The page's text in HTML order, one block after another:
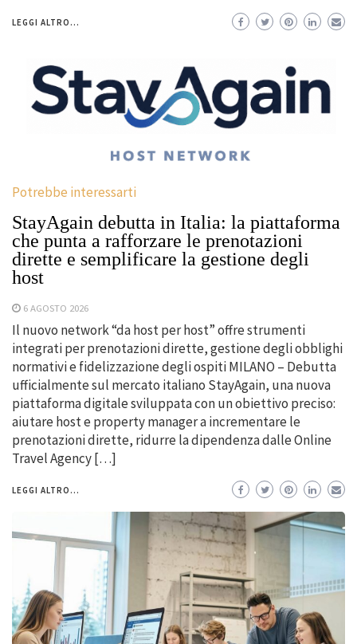
LEGGI ALTRO...
Potrebbe interessarti
StayAgain debutta in Italia: la piattaforma
che punta a rafforzare le prenotazioni
dirette e semplificare la gestione degli
host
6 AGOSTO 2026
Il nuovo network “da host per host” offre strumenti
integrati per prenotazioni dirette, gestione degli obblighi
normativi e fidelizzazione degli ospiti MILANO – Debutta
ufficialmente sul mercato italiano StayAgain, una nuova
piattaforma digitale sviluppata con un obiettivo preciso:
aiutare host e property manager a incrementare le
prenotazioni dirette, ridurre la dipendenza dalle Online
Travel Agency […]
LEGGI ALTRO...